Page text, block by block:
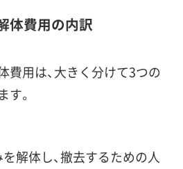
体費用の内訳
費用は、大きく分けて3つの
。
解体し、撤去するための人